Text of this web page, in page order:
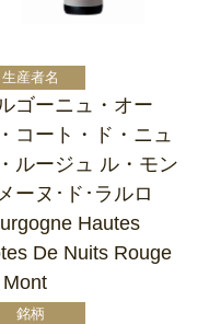
ゴーニュ・オー
コート・ド・ニュ
ルージュ ル・モン
ーヌ･ド･ラルロ
Hautes
De Nuits Rouge